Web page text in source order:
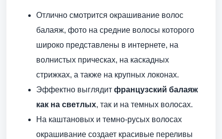
Отлично смотрится окрашивание волос
балаяж, фото на средние волосы которого
широко представлены в интернете, на
волнистых прическах, на каскадных
стрижках, а также на крупных локонах.
Эффектно выглядит французский балаяж
как на светлых, так и на темных волосах.
На каштановых и темно-русых волосах
окрашивание создает красивые переливы